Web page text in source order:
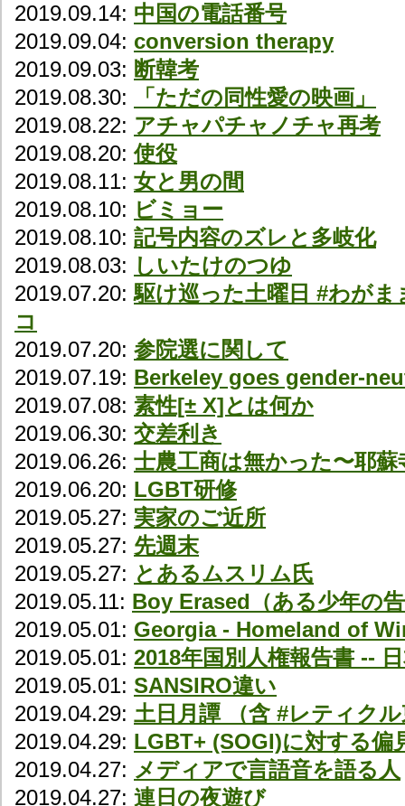
2019.09.14: 中国の電話番号
2019.09.04: conversion therapy
2019.09.03: 断韓考
2019.08.30:
「ただの同性愛の映画」
2019.08.22: アチャパチャノチャ再考
2019.08.20:使役
2019.08.11: 女と男の間
2019.08.10: ビミョー
2019.08.10: 記号内容のズレと多岐化
2019.08.03: しいたけのつゆ
2019.07.20:駆け巡った土曜日 #わが
コ
2019.07.20: 参院選に関して
2019.07.19: Berkeley goes gender-
2019.07.08: 素性[± X]とは何か
2019.06.30: 交差利き
2019.06.26: 士農工商は無かった〜耶
2019.06.20: LGBT研修
2019.05.27: 実家のご近所
2019.05.27: 先週末
2019.05.27: とあるムスリム氏
2019.05.11: Boy Erased（ある少年の
2019.05.01: Georgia - Homeland of
2019.05.01: 2018年国別人権報告書 --
2019.05.01: SANSIRO違い
2019.04.29: 土日月譚 （含 #レティク
2019.04.29: LGBT+ (SOGI)に対する偏
2019.04.27: メディアで言語音を語る人
2019.04.27: 連日の夜遊び